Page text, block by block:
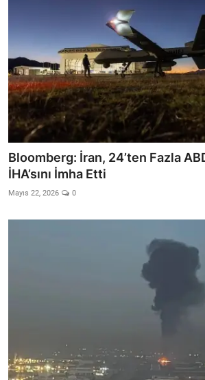
Bloomberg: İran, 24’ten Fazla
İHA’sını İmha Etti
Mayıs 22, 2026 0